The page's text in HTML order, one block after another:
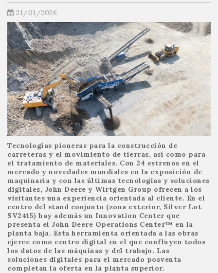
21/01/2026
Tecnologías pioneras para la construcción de
carreteras y el movimiento de tierras, así como para
el tratamiento de materiales. Con 24 estrenos en el
mercado y novedades mundiales en la exposición de
maquinaria y con las últimas tecnologías y soluciones
digitales, John Deere y Wirtgen Group ofrecen a los
visitantes una experiencia orientada al cliente. En el
centro del stand conjunto (zona exterior, Silver Lot
SV2415) hay además un Innovation Center que
presenta el John Deere Operations Center™ en la
planta baja. Esta herramienta orientada a las obras
ejerce como centro digital en el que confluyen todos
los datos de las máquinas y del trabajo. Las
soluciones digitales para el mercado posventa
completan la oferta en la planta superior.